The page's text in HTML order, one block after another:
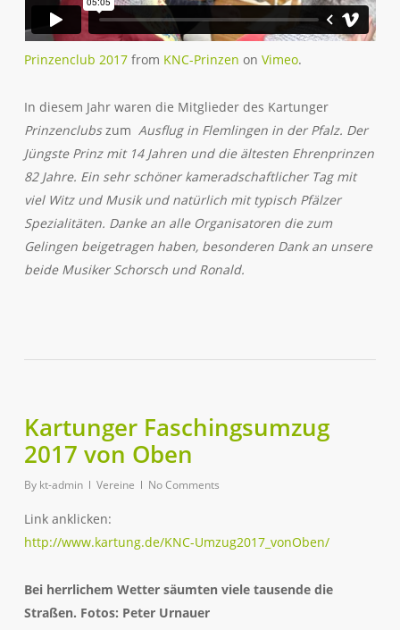
Prinzenclub 2017from KNC-Prinzen on Vimeo.
In diesem Jahr waren die Mitglieder des Kartunger
Prinzenclubszum Ausflug in Flemlingen in der Pfalz. Der
Jüngste Prinz mit 14 Jahren und die ältesten Ehrenprinzen
82 Jahre. Ein sehr schöner kameradschaftlicher Tag mit
viel Witz und Musik und natürlich mit typisch Pfälzer
Spezialitäten. Danke an alle Organisatoren die zum
Gelingen beigetragen haben, besonderen Dank an unsere
beide Musiker Schorsch und Ronald.
Kartunger Faschingsumzug
2017 von Oben
By kt-admin Vereine No Comments
Link anklicken:
http://www.kartung.de/KNC-Umzug2017_vonOben/
Bei herrlichem Wetter säumten viele tausende die
Straßen. Fotos: Peter Urnauer